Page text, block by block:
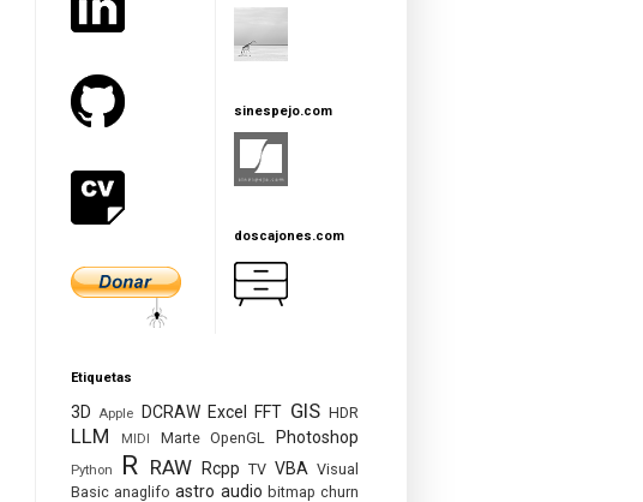
sinespejo.com
doscajones.com
Etiquetas
3D Apple DCRAW Excel FFT GIS HDR
LLM MIDI Marte OpenGL Photoshop
Python R RAW Rcpp TV VBA Visual
Basic anaglifo astro audio bitmap churn